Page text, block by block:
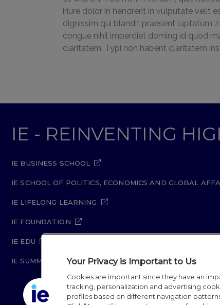
iriure dolor in hendrerit in vulputate velit
dignissim qui blandit praesent luptatum
congue nihil imperdiet doming id quod
claritatem. Typi non habent claritatem
IE - REINVENTING
IE BUSINESS SCHOOL
IE SCHOOL OF POLITICS, ECONOMICS AND GLOBAL
IE LIFELONG LEARNING
IE FOUNDATION
IE EDU
IE SUMMER SCHOOLYour Privacy is Important to Us
Cookies are important since they have an
tracking, personalization and advertising
profiles based on different navigation